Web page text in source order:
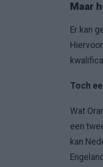
Maar
Er kan
Toch
Wat
een
kan